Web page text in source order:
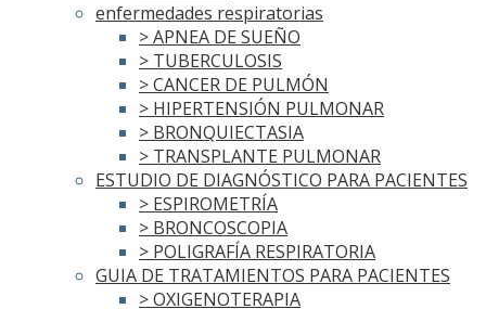
enfermedades respiratorias
> APNEA DE SUEÑO
> TUBERCULOSIS
> CANCER DE PULMÓN
> HIPERTENSIÓN PULMONAR
> BRONQUIECTASIA
> TRANSPLANTE PULMONAR
ESTUDIO DE DIAGNÓSTICO PARA PACIENTES
> ESPIROMETRÍA
> BRONCOSCOPIA
> POLIGRAFÍA RESPIRATORIA
GUIA DE TRATAMIENTOS PARA PACIENTES
> OXIGENOTERAPIA